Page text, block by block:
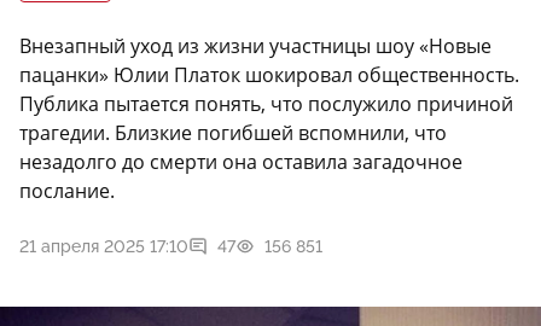
Внезапный уход из жизни участницы шоу «Новые
пацанки» Юлии Платок шокировал общественность.
Публика пытается понять, что послужило причиной
трагедии. Близкие погибшей вспомнили, что
незадолго до смерти она оставила загадочное
послание.
21 апреля 2025 17:10 47 156 851